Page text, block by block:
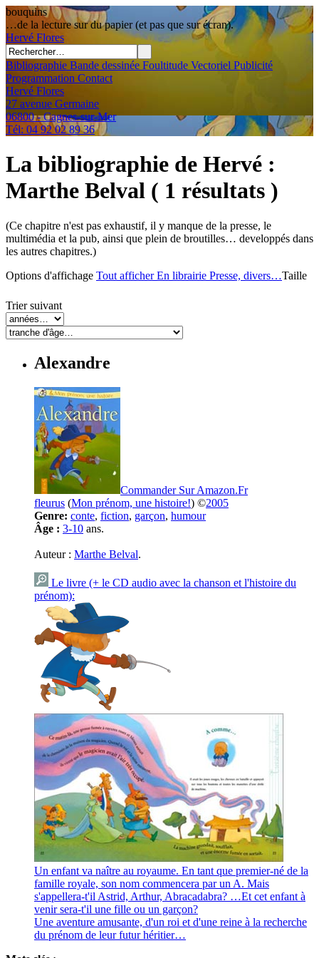
bouquins
…de la lecture sur du papier (et pas que sur écran).
Hervé Flores
Bibliographie Bande dessinée Foultitude Vectoriel Publicité
Programmation Contact
Hervé Flores
27 avenue Germaine
06800 - Cagnes-sur-Mer
Tél: 04 92 02 89 36
La bibliographie de Hervé :
Marthe Belval ( 1 résultats )
(Ce chapitre n'est pas exhaustif, il y manque de la presse, le
multimédia et la pub, ainsi que plein de broutilles… developpés dans
les autres chapitres.)
Options d'affichage Tout afficherEn librairie Presse, divers…Taille
Trier suivant
Alexandre
Commander Sur Amazon.Fr
fleurus (Mon prénom, une histoire!) ©2005
Genre: conte, fiction, garçon, humour
Âge : 3-10 ans.
Auteur : Marthe Belval.
Le livre (+ le CD audio avec la chanson et l'histoire du
prénom):
Un enfant va naître au royaume. En tant que premier-né de la
famille royale, son nom commencera par un A. Mais
s'appellera-t'il Astrid, Arthur, Abracadabra? …Et cet enfant à
venir sera-t'il une fille ou un garçon?
Une aventure amusante, d'un roi et d'une reine à la recherche
du prénom de leur futur héritier…